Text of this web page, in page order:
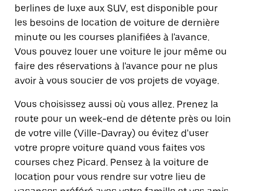
berlines de luxe aux SUV, est disponible pour
les besoins de location de voiture de dernière
minute ou les courses planifiées à l'avance.
Vous pouvez louer une voiture le jour même ou
faire des réservations à l'avance pour ne plus
avoir à vous soucier de vos projets de voyage.
Vous choisissez aussi où vous allez. Prenez la
route pour un week-end de détente près ou loin
de votre ville (Ville-Davray) ou évitez d'user
votre propre voiture quand vous faites vos
courses chez Picard. Pensez à la voiture de
location pour vous rendre sur votre lieu de